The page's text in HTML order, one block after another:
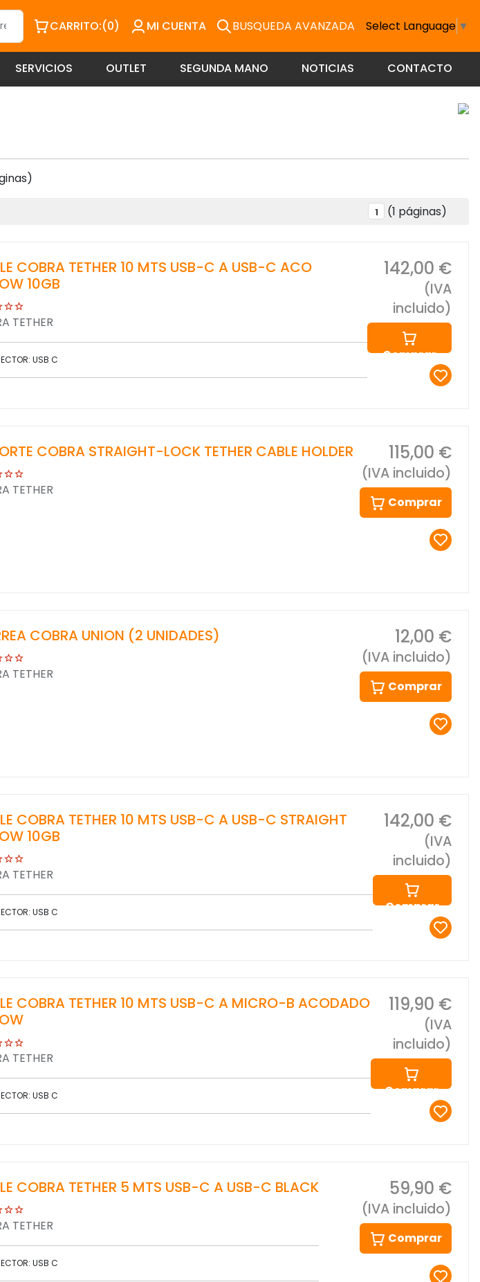
CARRITO:(0) MI CUENTA BUSQUEDA AVANZADA Select Language ▼
SERVICIOS OUTLET SEGUNDA MANO NOTICIAS CONTACTO
1 (1 páginas)
COBRA TETHER 10 MTS USB-C A USB-C ACO
10GB
TETHER
USB C
142,00 €
(IVA
incluido)
Comprar
COBRA STRAIGHT-LOCK TETHER CABLE HOLDER
TETHER
115,00 €
(IVA incluido)
Comprar
COBRA UNION (2 UNIDADES)
TETHER
12,00 €
(IVA incluido)
Comprar
COBRA TETHER 10 MTS USB-C A USB-C STRAIGHT
10GB
TETHER
USB C
142,00 €
(IVA
incluido)
Comprar
COBRA TETHER 10 MTS USB-C A MICRO-B ACODADO
TETHER
USB C
119,90 €
(IVA
incluido)
Comprar
COBRA TETHER 5 MTS USB-C A USB-C BLACK
TETHER
USB C
59,90 €
(IVA incluido)
Comprar